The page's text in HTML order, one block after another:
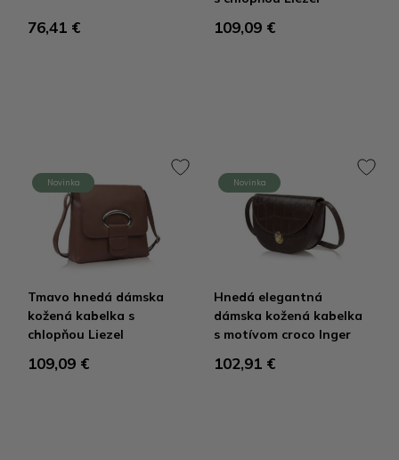
76,41 € 109,09 €
Novinka
Tmavo hnedá dámska
kožená kabelka s
chlopňou Liezel
109,09 €
Novinka
Hnedá elegantná
dámska kožená kabelka
s motívom croco Inger
102,91 €